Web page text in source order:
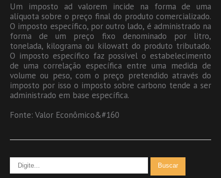
Um imposto ad valorem incide na forma de uma
alíquota sobre o preço final do produto comercializado.
O imposto específico, por outro lado, é administrado na
forma de um preço fixo denominado por litro,
tonelada, kilograma ou kilowatt do produto tributado.
O imposto específico faz possível o estabelecimento
de uma correlação específica entre uma medida de
volume ou peso, com o preço pretendido através do
imposto por isso o imposto sobre carbono tende a ser
administrado em base específica.
Fonte: Valor Econômico&#160